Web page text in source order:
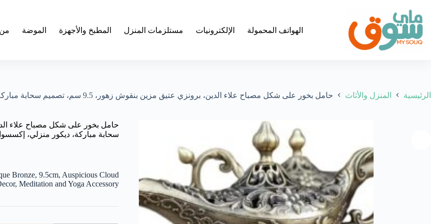
إلى
المحتوى
الهواتف المحمولة الإلكترونيات مستلزمات المنزل المطبخ والأجهزة الموضة
الرئيسية المنزل والأثاث حامل بخور على شكل مصباح علاء الدين، برونزي عتيق مزين بنقوش زهور، 9.5 سم، تصميم سحابة مباركة، ديكور منزلي، إكسسوار للتأمل واليوغا
سحابة مباركة، ديكور منزلي،
Bronze, 9.5cm, Auspicious Cloud
Meditation and Yoga Accessory